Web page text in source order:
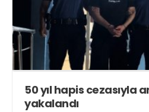
50 yıl hapis cezasıyla
yakalandı